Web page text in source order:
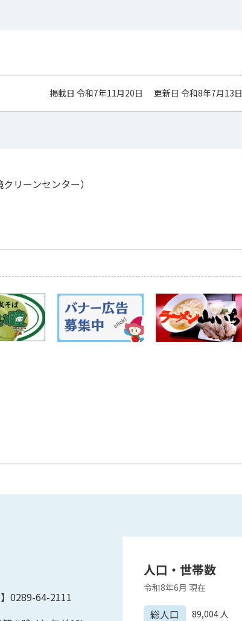
掲載日 令和7年11月20日 更新日 令和8年7月13日
リーンセンター）
0289-64-2111
人口・世帯数
令和8年6月 現在
総人口 89,004 人